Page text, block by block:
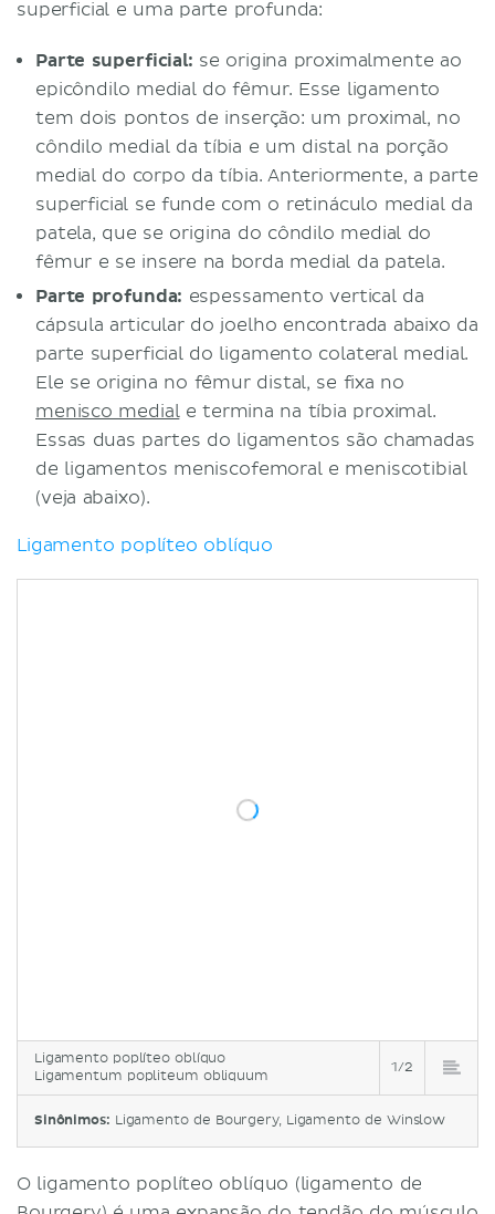
superficial e uma parte profunda:
Parte superficial: se origina proximalmente ao
epicôndilo medial do fêmur. Esse ligamento
tem dois pontos de inserção: um proximal, no
côndilo medial da tíbia e um distal na porção
medial do corpo da tíbia. Anteriormente, a parte
superficial se funde com o retináculo medial da
patela, que se origina do côndilo medial do
fêmur e se insere na borda medial da patela.
Parte profunda: espessamento vertical da
cápsula articular do joelho encontrada abaixo da
parte superficial do ligamento colateral medial.
Ele se origina no fêmur distal, se fixa no
menisco mediale termina na tíbia proximal.
Essas duas partes do ligamentos são chamadas
de ligamentos meniscofemoral e meniscotibial
(veja abaixo).
Ligamento poplíteo oblíquo
Ligamento poplíteo oblíquo
Ligamentum popliteum obliquum
1/2
Sinônimos: Ligamento de Bourgery, Ligamento de Winslow
O ligamento poplíteo oblíquo (ligamento de